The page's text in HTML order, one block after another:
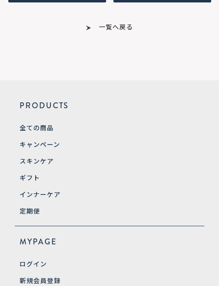
一覧へ戻る
PRODUCTS
全ての商品
キャンペーン
スキンケア
ギフト
インナーケア
定期便
MYPAGE
ログイン
新規会員登録